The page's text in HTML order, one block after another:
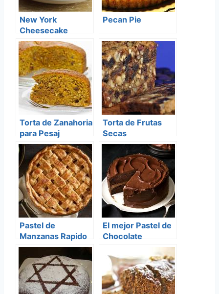
New York
Cheesecake
Pecan Pie
Torta de Zanahoria
para Pesaj
Torta de Frutas
Secas
Pastel de
Manzanas Rapido
El mejor Pastel de
Chocolate